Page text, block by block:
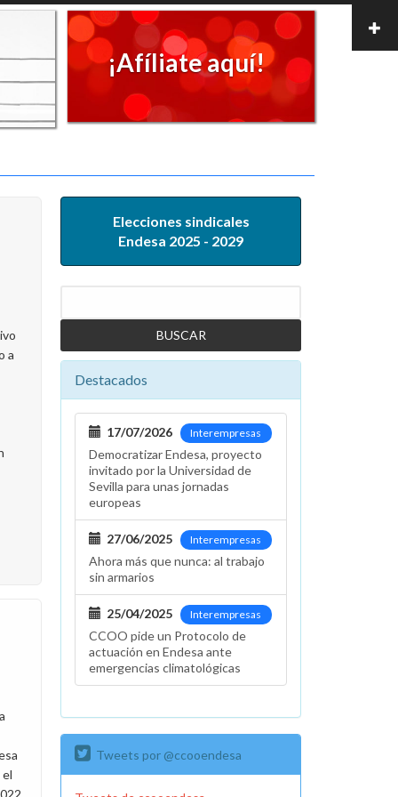
¡Afíliate aquí!
a
Elecciones sindicales
Endesa 2025 - 2029
Destacados
Interempresas
17/07/2026
Democratizar Endesa, proyecto
invitado por la Universidad de
Sevilla para unas jornadas
europeas
Interempresas
27/06/2025
Ahora más que nunca: al trabajo
sin armarios
Interempresas
25/04/2025
CCOO pide un Protocolo de
actuación en Endesa ante
emergencias climatológicas
Tweets por @ccooendesa